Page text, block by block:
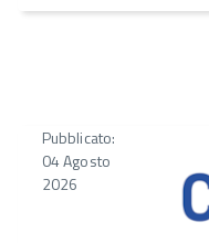
Pubblicato:
04 Agosto
2026